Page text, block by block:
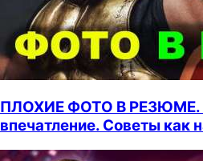
ПЛОХИЕ ФОТО В РЕЗЮМЕ.
впечатление. Советы как